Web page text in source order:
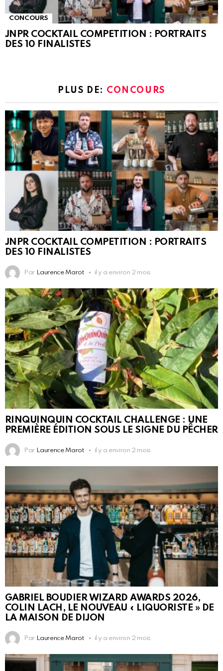
CONCOURS
JNPR COCKTAIL COMPETITION : PORTRAITS
DES 10 FINALISTES
PLUS DE: CONCOURS
JNPR COCKTAIL COMPETITION : PORTRAITS
DES 10 FINALISTES
Par Laurence Marot il y a environ 2 mois
RINQUINQUIN COCKTAIL CHALLENGE : UNE
PREMIÈRE ÉDITION SOUS LE SIGNE DU PÊCHER
Par Laurence Marot il y a environ 2 mois
GABRIEL BOUDIER WIZARD AWARDS 2026,
COLIN LACH, LE NOUVEAU « LIQUORISTE » DE
LA MAISON DE DIJON
Par Laurence Marot il y a environ 2 mois